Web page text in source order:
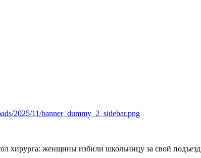
хирурга: женщины избили школьницу за свой подъезд